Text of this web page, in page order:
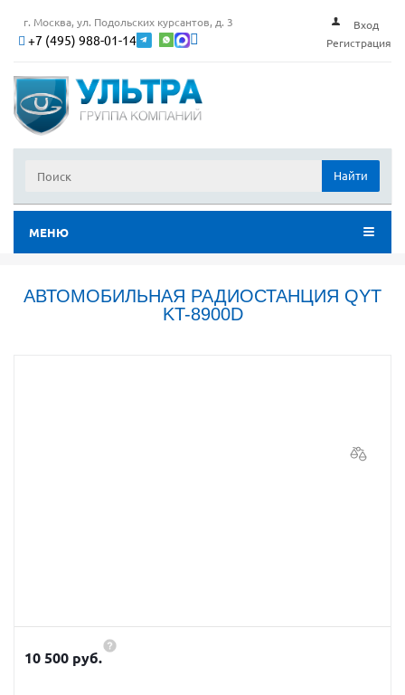
г. Москва, ул. Подольских курсантов, д. 3
+7 (495) 988-01-14
Вход
Регистрация
Найти
МЕНЮ
АВТОМОБИЛЬНАЯ РАДИОСТАНЦИЯ QYT
KT-8900D
10 500 руб.